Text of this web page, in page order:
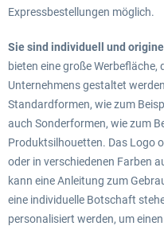
Expressbestellungen möglich.
Sie sind individuell und
bieten eine große Werbefläche,
Unternehmens gestaltet
Standardformen, wie zum
auch Sonderformen, wie zum
Produktsilhouetten. Das Logo
oder in verschiedenen Farben
kann eine Anleitung zum
eine individuelle Botschaft
personalisiert werden, um